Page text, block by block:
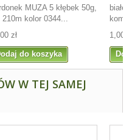
MUZA 5 kłębek 50g,
210m kolor 0344...
zł
do koszyka
1,00
W TEJ SAMEJ